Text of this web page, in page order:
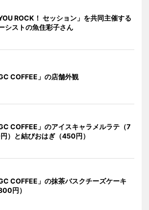
YOU ROCK！ セッション」を共同主催する
シストの魚住彩子さん
GC COFFEE」の店舗外観
GC COFFEE」のアイスキャラメルラテ（7
）と結びおはぎ（450円）
GC COFFEE」の抹茶バスクチーズケーキ
円）